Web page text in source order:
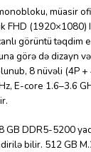
müasir
FHD (1920×1080)
görüntü
görə də dizayn
8 nüvəli (4P
E-core 1.6–3.6
DDR5-5200
bilir. 512 GB